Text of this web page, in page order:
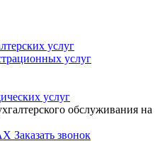
услуг
услуг
услуг
обслуживания на
Заказать звонок